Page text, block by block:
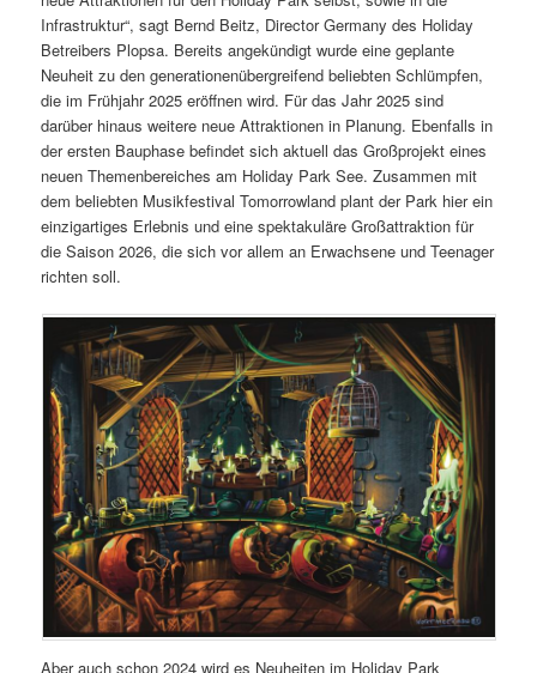
Infrastruktur“, sagt Bernd Beitz, Director Germany des Holiday
Betreibers Plopsa. Bereits angekündigt wurde eine geplante
Neuheit zu den generationenübergreifend beliebten Schlümpfen,
die im Frühjahr 2025 eröffnen wird. Für das Jahr 2025 sind
darüber hinaus weitere neue Attraktionen in Planung. Ebenfalls in
der ersten Bauphase befindet sich aktuell das Großprojekt eines
neuen Themenbereiches am Holiday Park See. Zusammen mit
dem beliebten Musikfestival Tomorrowland plant der Park hier ein
einzigartiges Erlebnis und eine spektakuläre Großattraktion für
die Saison 2026, die sich vor allem an Erwachsene und Teenager
richten soll.
Aber auch schon 2024 wird es Neuheiten im Holiday Park